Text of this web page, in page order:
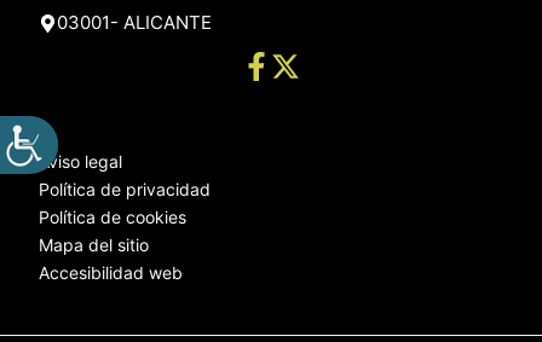
03001- ALICANTE
Aviso legal
Política de privacidad
Política de cookies
Mapa del sitio
Accesibilidad web